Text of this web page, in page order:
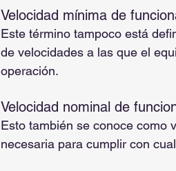
Velocidad mínima de
Este término tampoco está
de velocidades a las que el
operación.
Velocidad nominal de
Esto también se conoce como
necesaria para cumplir con